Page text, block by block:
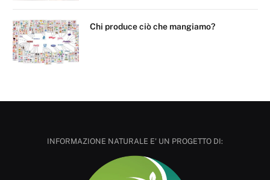
Chi produce ciò che mangiamo?
INFORMAZIONE NATURALE E' UN PROGETTO DI: